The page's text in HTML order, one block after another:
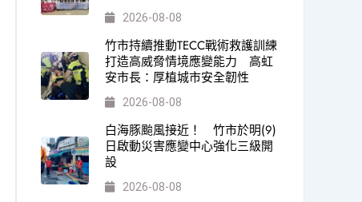
2026-08-08
竹市持續推動TECC戰術救護訓練
打造高威脅情境應變能力 高虹
安市長：厚植城市安全韌性
2026-08-08
白海豚颱風接近！ 竹市於明(9)
日啟動災害應變中心強化三級開
設
2026-08-08